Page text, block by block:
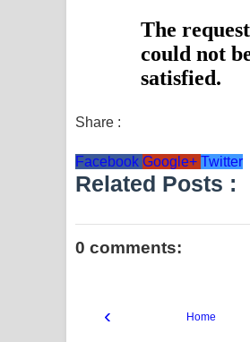
Share :
Facebook Google+ Twitter
Related Posts :
0 comments:
‹ Home